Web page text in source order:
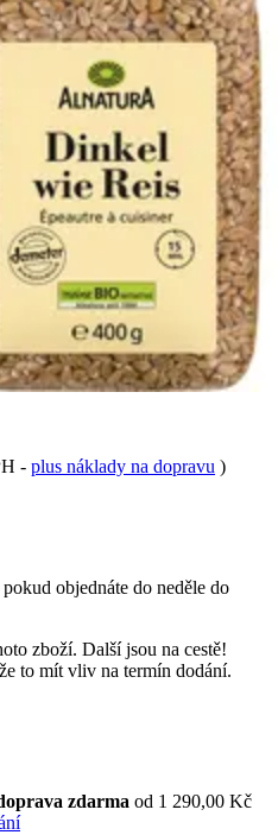
- plus náklady na dopravu )
pokud objednáte do neděle do
zboží. Další jsou na cestě!
to mít vliv na termín dodání.
zdarma od 1 290,00 Kč